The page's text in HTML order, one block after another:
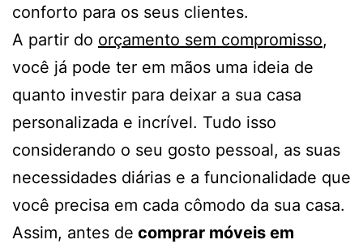
conforto para os seus clientes.
A partir do orçamento sem compromisso,
você já pode ter em mãos uma ideia de
quanto investir para deixar a sua casa
personalizada e incrível. Tudo isso
considerando o seu gosto pessoal, as suas
necessidades diárias e a funcionalidade que
você precisa em cada cômodo da sua casa.
Assim, antes de comprar móveis em